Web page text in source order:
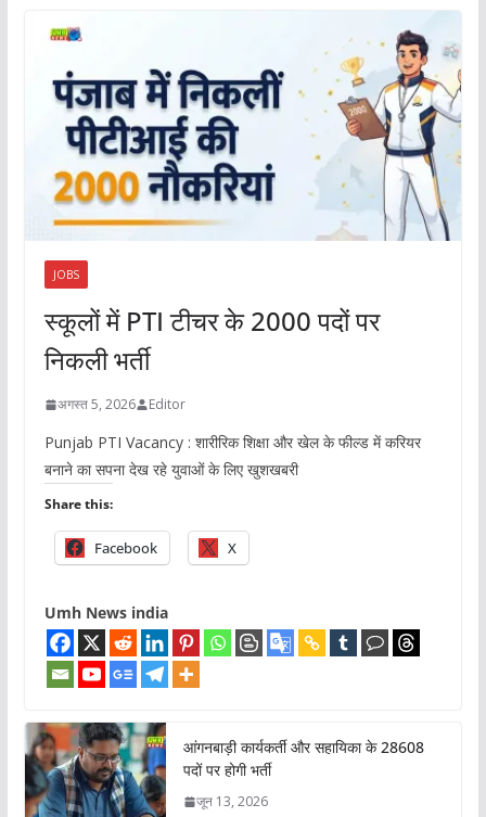
JOBS
स्कूलों में PTI टीचर के 2000 पदों पर
निकली भर्ती
अगस्त 5, 2026 Editor
Punjab PTI Vacancy : शारीरिक शिक्षा और खेल के फील्ड में करियर
बनाने का सपना देख रहे युवाओं के लिए खुशखबरी
Share this:
Facebook X
Umh News india
आंगनबाड़ी कार्यकर्ती और सहायिका के 28608
पदों पर होगी भर्ती
जून 13, 2026